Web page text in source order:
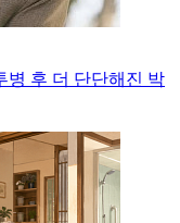
병 후 더 단단해진 박